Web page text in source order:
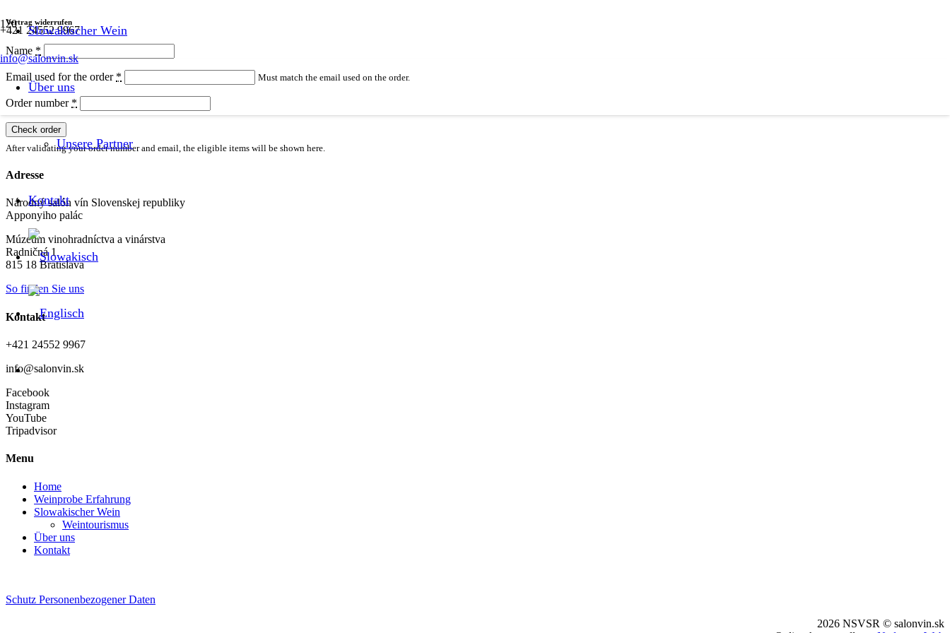
+421 24552 9967
info@salonvin.sk
Slowakischer Wein
Über uns
Unsere Partner
Kontakt
Vertrag widerrufen
Name *
Email used for the order * Must match the email used on the order.
Order number *
Check order
After validating your order number and email, the eligible items will be shown here.
Adresse
Národný salón vín Slovenskej republiky
Apponyiho palác
Múzeum vinohradníctva a vinárstva
Radničná 1
815 18 Bratislava
So finden Sie uns
Kontakt
+421 24552 9967
info@salonvin.sk
Facebook
Instagram
YouTube
Tripadvisor
Menu
Home
Weinprobe Erfahrung
Slowakischer Wein
Weintourismus
Über uns
Kontakt
Schutz Personenbezogener Daten
2026 NSVSR © salonvin.sk